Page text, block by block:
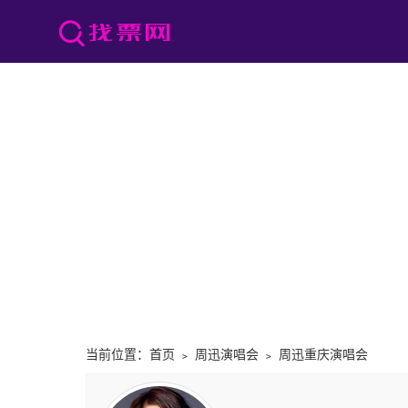
当前位置： 首页 ﹥ 周迅演唱会 ﹥ 周迅重庆演唱会